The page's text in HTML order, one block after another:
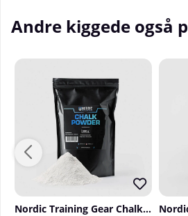
Andre kiggede også
Nordic Training Gear Chalk Powder, 300 g